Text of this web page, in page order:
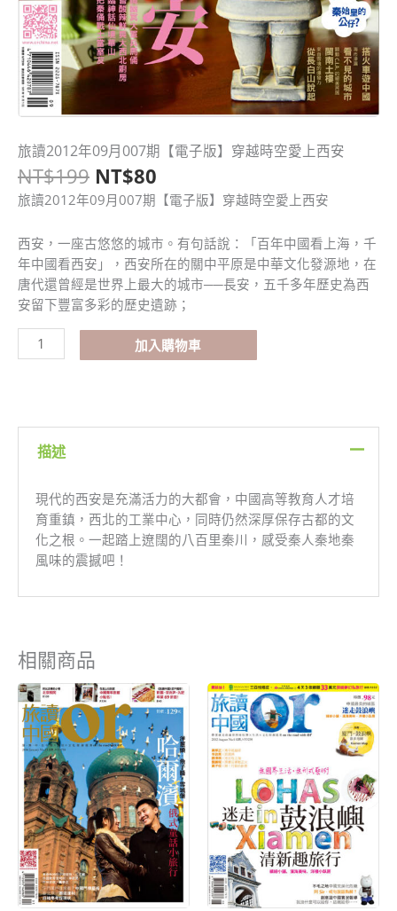
旅讀2012年09月007期【電子版】穿越時空愛上西安
NT$199
原
始
價
格：
NT$199。
NT$80
目
價
格：
NT$80。
旅讀2012年09月007期【電子版】穿越時空愛上西安
西安，一座古悠悠的城市。有句話說：「百年中國看上海，千
年中國看西安」，西安所在的關中平原是中華文化發源地，在
唐代還曾經是世界上最大的城市──長安，五千多年歷史為西
安留下豐富多彩的歷史遺跡；
旅
讀
2012
09
月
007
期
【電
版】
加入購物車
描述
現代的西安是充滿活力的大都會，中國高等教育人才培
育重鎮，西北的工業中心，同時仍然深厚保存古都的文
化之根。一起踏上遼闊的八百里秦川，感受秦人秦地秦
風味的震撼吧！
相關商品
原
始
價
格：
NT$199。
目
前
價
格：
NT$80。
原
始
價
格：
目
前
價
格：
NT$80。